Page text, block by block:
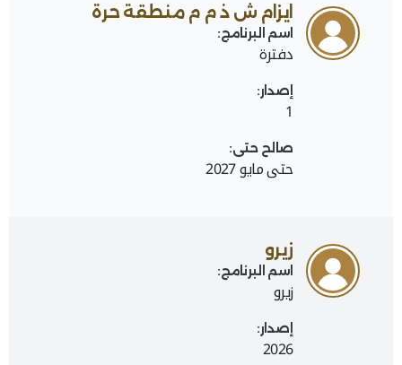
ايزام ش ذ م م منطقة حرة
اسم البرنامج:
دفترة
إصدار:
1
صالح حتى:
حتى مايو 2027
زيرو
اسم البرنامج:
زيرو
إصدار:
2026